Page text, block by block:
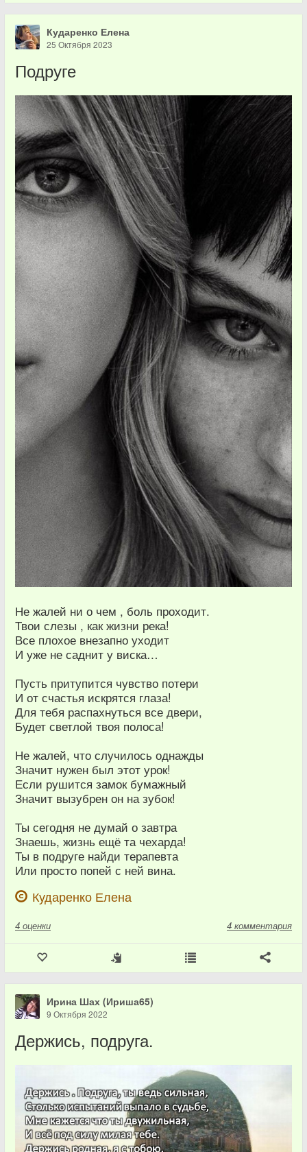
Кударенко Елена
25 Октября 2023
Подруге
Не жалей ни о чем , боль проходит.
Твои слезы , как жизни река!
Все плохое внезапно уходит
И уже не саднит у виска…
Пусть притупится чувство потери
И от счастья искрятся глаза!
Для тебя распахнуться все двери,
Будет светлой твоя полоса!
Не жалей, что случилось однажды
Значит нужен был этот урок!
Если рушится замок бумажный
Значит вызубрен он на зубок!
Ты сегодня не думай о завтра
Знаешь, жизнь ещё та чехарда!
Ты в подруге найди терапевта
Или просто попей с ней вина.
Кударенко Елена
4 оценки 4 комментария
Ирина Шах (Ириша65)
9 Октября 2022
Держись, подруга.